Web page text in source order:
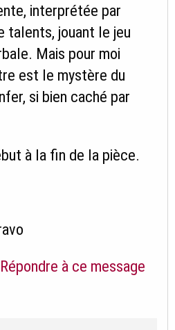
interprétée par
talents, jouant le jeu
Mais pour moi
est le mystère du
si bien caché par
à la fin de la pièce.
Répondre à ce message